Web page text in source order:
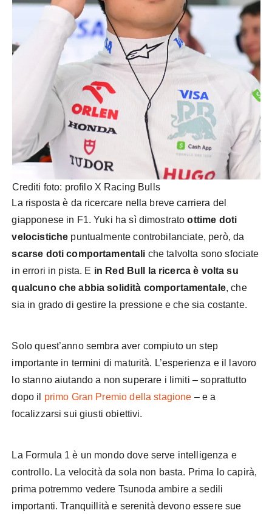
Crediti foto: profilo X Racing Bulls
La risposta è da ricercare nella breve carriera del
giapponese in F1. Yuki ha sì dimostratoottime doti
velocistiche puntualmente controbilanciate, però, da
scarse doti comportamentali che talvolta sono sfociate
in errori in pista. E in Red Bull la ricerca è volta su
qualcuno che abbia solidità comportamentale, che
sia in grado di gestire la pressione e che sia costante.
Solo quest’anno sembra aver compiuto un step
importante in termini di maturità. L’esperienza e il lavoro
lo stanno aiutando a non superare i limiti – soprattutto
dopo il primo Gran Premio della stagione – e a
focalizzarsi sui giusti obiettivi.
La Formula 1 è un mondo dove serve intelligenza e
controllo. La velocità da sola non basta. Prima lo capirà,
prima potremmo vedere Tsunoda ambire a sedili
importanti. Tranquillità e serenità devono essere sue